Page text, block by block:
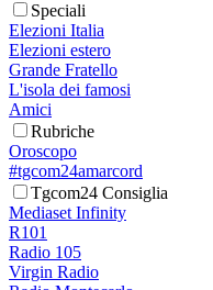
Speciali
Elezioni Italia
Elezioni estero
Grande Fratello
L'isola dei famosi
Amici
Rubriche
Oroscopo
#tgcom24amarcord
Tgcom24 Consiglia
Mediaset Infinity
R101
Radio 105
Virgin Radio